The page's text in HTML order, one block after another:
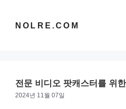
NOLRE.COM
전문 비디오 팟캐스터를 위
2024년 11월 07일